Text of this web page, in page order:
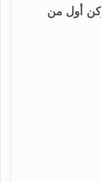
أول من